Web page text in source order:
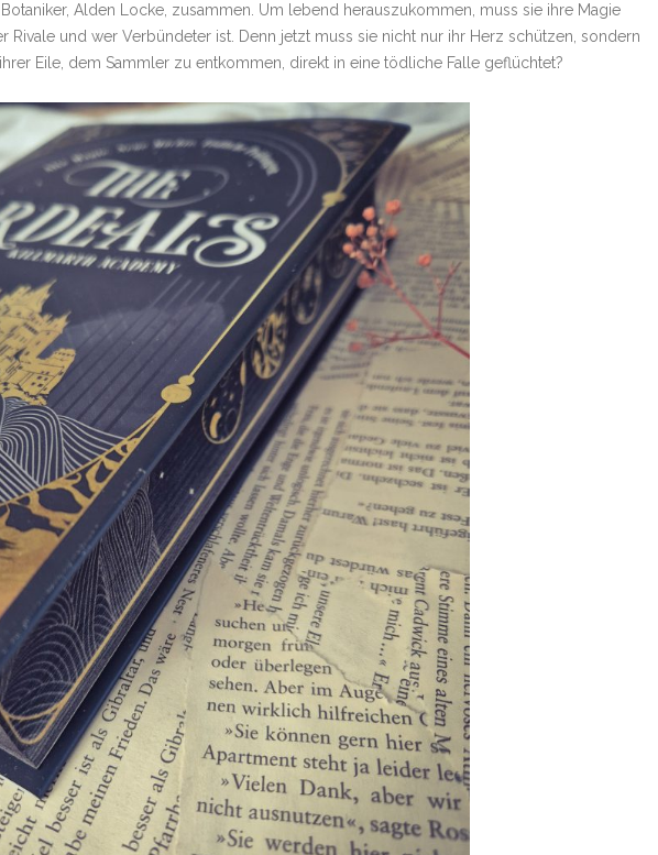
Alden Locke, zusammen. Um lebend herauszukommen, muss sie ihre Magie
Rivale und wer Verbündeter ist. Denn jetzt muss sie nicht nur ihr Herz schützen, sondern
Eile, dem Sammler zu entkommen, direkt in eine tödliche Falle geflüchtet?